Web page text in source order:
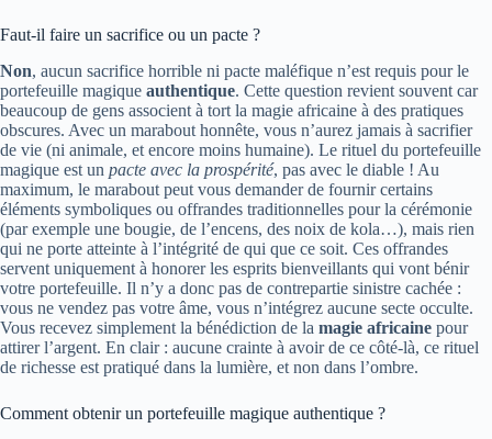
Faut-il faire un sacrifice ou un pacte ?
Non, aucun sacrifice horrible ni pacte maléfique n’est requis pour le
portefeuille magique authentique. Cette question revient souvent car
beaucoup de gens associent à tort la magie africaine à des pratiques
obscures. Avec un marabout honnête, vous n’aurez jamais à sacrifier
de vie (ni animale, et encore moins humaine). Le rituel du portefeuille
magique est un pacte avec la prospérité, pas avec le diable ! Au
maximum, le marabout peut vous demander de fournir certains
éléments symboliques ou offrandes traditionnelles pour la cérémonie
(par exemple une bougie, de l’encens, des noix de kola…), mais rien
qui ne porte atteinte à l’intégrité de qui que ce soit. Ces offrandes
servent uniquement à honorer les esprits bienveillants qui vont bénir
votre portefeuille. Il n’y a donc pas de contrepartie sinistre cachée :
vous ne vendez pas votre âme, vous n’intégrez aucune secte occulte.
Vous recevez simplement la bénédiction de la magie africaine pour
attirer l’argent. En clair : aucune crainte à avoir de ce côté-là, ce rituel
de richesse est pratiqué dans la lumière, et non dans l’ombre.
Comment obtenir un portefeuille magique authentique ?